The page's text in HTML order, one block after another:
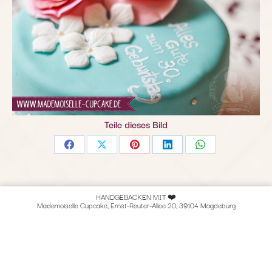
Teile dieses Bild
Share
Facebook
Share
X
Share
Pinterest
Share
LinkedIn
Share
WhatsApp
HANDGEBACKEN MIT ❤️
Mademoiselle Cupcake, Ernst-Reuter-Allee 20, 39104 Magdeburg